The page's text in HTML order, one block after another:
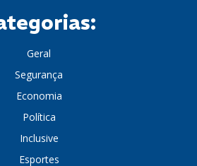
Geral
Segurança
Economia
Política
Inclusive
Esportes